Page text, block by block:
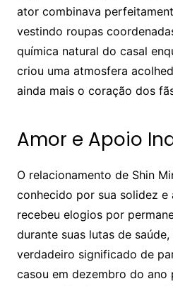
ator combinava
vestindo roupas
química natural do casal
criou uma atmosfera
ainda mais o coração dos
Amor e Apoio
O relacionamento de Shin
conhecido por sua solidez
recebeu elogios por
durante suas lutas de
verdadeiro significado de
casou em dezembro do ano